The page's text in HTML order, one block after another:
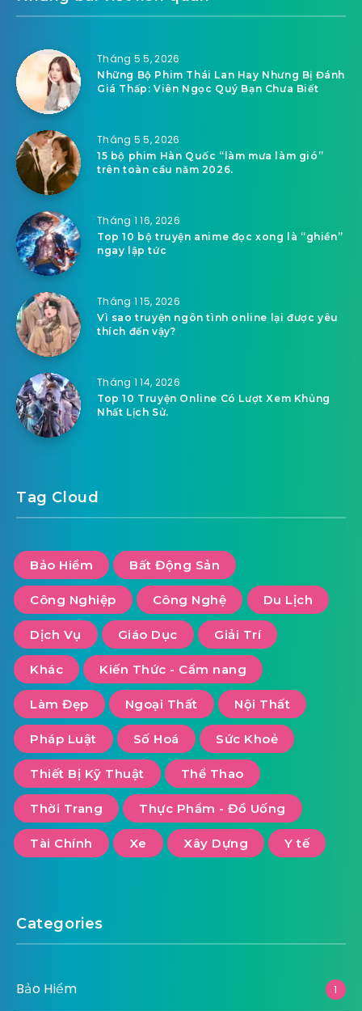
Tháng 5 5, 2026
Những Bộ Phim Thái Lan Hay Nhưng Bị Đánh
Giá Thấp: Viên Ngọc Quý Bạn Chưa Biết
Tháng 5 5, 2026
15 bộ phim Hàn Quốc “làm mưa làm gió”
trên toàn cầu năm 2026.
Tháng 1 16, 2026
Top 10 bộ truyện anime đọc xong là “ghiền”
ngay lập tức
Tháng 1 15, 2026
Vì sao truyện ngôn tình online lại được yêu
thích đến vậy?
Tháng 1 14, 2026
Top 10 Truyện Online Có Lượt Xem Khủng
Nhất Lịch Sử.
Tag Cloud
Bảo Hiểm Bất Động Sản
Công Nghiệp Công Nghệ Du Lịch
Dịch Vụ Giáo Dục Giải Trí
Khác Kiến Thức - Cẩm nang
Làm Đẹp Ngoại Thất Nội Thất
Pháp Luật Số Hoá Sức Khoẻ
Thiết Bị Kỹ Thuật Thể Thao
Thời Trang Thực Phẩm - Đồ Uống
Tài Chính Xe Xây Dựng Y tế
Categories
Bảo Hiểm 1